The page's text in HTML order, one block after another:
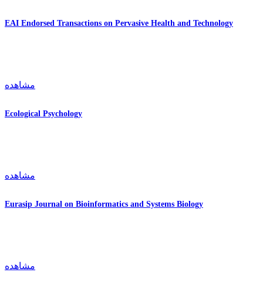
EAI Endorsed Transactions on Pervasive Health and Technology
مشاهده
Ecological Psychology
مشاهده
Eurasip Journal on Bioinformatics and Systems Biology
مشاهده